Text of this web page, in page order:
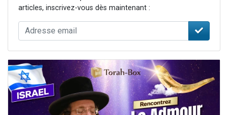
articles, inscrivez-vous dès maintenant :